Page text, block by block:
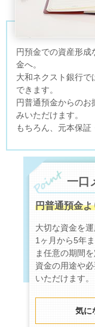
円預金での資産形
金へ。
大和ネクスト銀行で
できます。
円普通預金からの
みいただけます。
もちろん、元本保証
一口
円普通預金
大切な資金を運
1ヶ月から5年
ま任意の期間
資金の用途や
いただけます。
気に